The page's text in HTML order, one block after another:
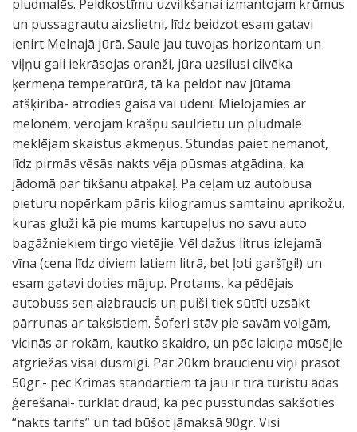
pludmalēs. Peldkostīmu uzvilkšanai izmantojam krūmus
un pussagrautu aizslietni, līdz beidzot esam gatavi
ienirt Melnajā jūrā. Saule jau tuvojas horizontam un
viļņu gali iekrāsojas oranži, jūra uzsilusi cilvēka
ķermeņa temperatūrā, tā ka peldot nav jūtama
atšķirība- atrodies gaisā vai ūdenī. Mielojamies ar
melonēm, vērojam krāšņu saulrietu un pludmalē
meklējam skaistus akmeņus. Stundas paiet nemanot,
līdz pirmās vēsās nakts vēja pūsmas atgādina, ka
jādomā par tikšanu atpakaļ. Pa ceļam uz autobusa
pieturu nopērkam pāris kilogramus samtainu aprikožu,
kuras gluži kā pie mums kartupeļus no savu auto
bagāžniekiem tirgo vietējie. Vēl dažus litrus izlejamā
vīna (cena līdz diviem latiem litrā, bet ļoti garšīgi!) un
esam gatavi doties mājup. Protams, ka pēdējais
autobuss sen aizbraucis un puiši tiek sūtīti uzsākt
pārrunas ar taksistiem. Šoferi stāv pie savām volgām,
vicinās ar rokām, kautko skaidro, un pēc laiciņa mūsējie
atgriežas visai dusmīgi. Par 20km braucienu viņi prasot
50gr.- pēc Krimas standartiem tā jau ir tīrā tūristu ādas
ģērēšana!- turklāt draud, ka pēc pusstundas sākšoties
“nakts tarifs” un tad būšot jāmaksā 90gr. Visi